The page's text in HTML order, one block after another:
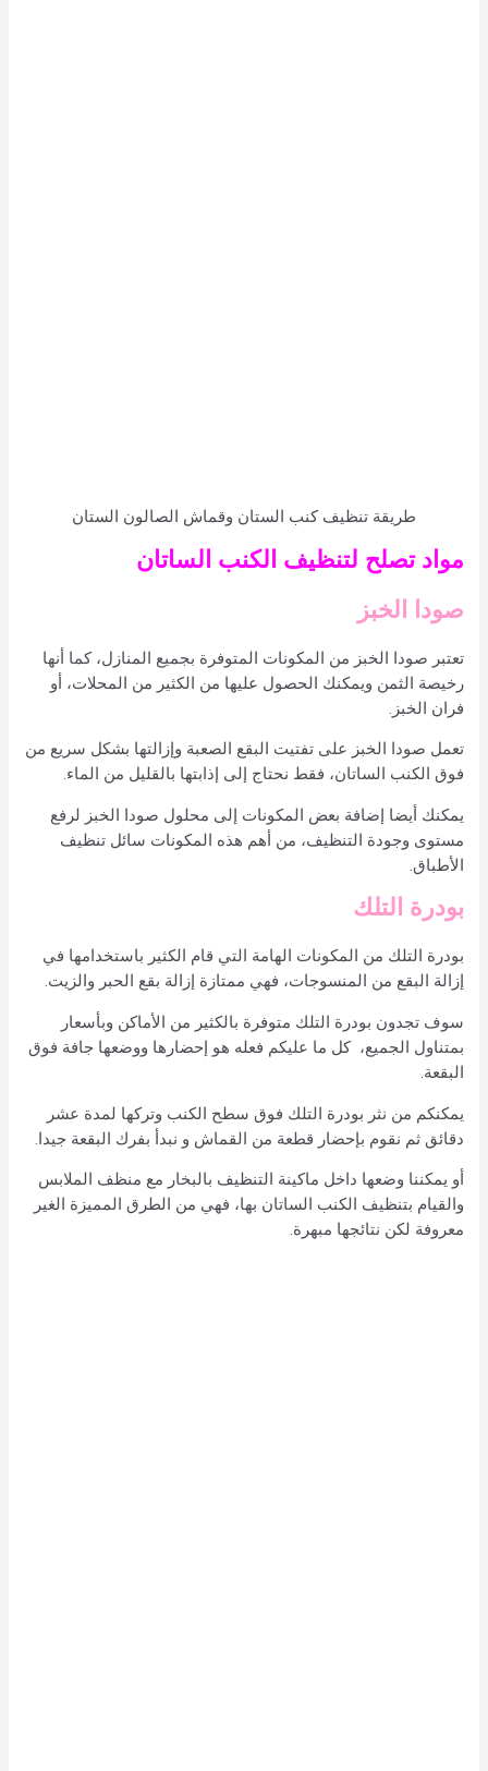
طريقة تنظيف كنب الستان وقماش الصالون الستان
مواد تصلح لتنظيف الكنب الساتان
صودا الخبز
تعتبر صودا الخبز من المكونات المتوفرة بجميع المنازل، كما أنها
رخيصة الثمن ويمكنك الحصول عليها من الكثير من المحلات، أو
فران الخبز.
تعمل صودا الخبز على تفتيت البقع الصعبة وإزالتها بشكل سريع من
فوق الكنب الساتان، فقط نحتاج إلى إذابتها بالقليل من الماء.
يمكنك أيضا إضافة بعض المكونات إلى محلول صودا الخبز لرفع
مستوى وجودة التنظيف، من أهم هذه المكونات سائل تنظيف
الأطباق.
بودرة التلك
بودرة التلك من المكونات الهامة التي قام الكثير باستخدامها في
إزالة البقع من المنسوجات، فهي ممتازة إزالة بقع الحبر والزيت.
سوف تجدون بودرة التلك متوفرة بالكثير من الأماكن وبأسعار
بمتناول الجميع، كل ما عليكم فعله هو إحضارها ووضعها جافة فوق
البقعة.
يمكنكم من نثر بودرة التلك فوق سطح الكنب وتركها لمدة عشر
دقائق ثم نقوم بإحضار قطعة من القماش و نبدأ بفرك البقعة جيدا.
أو يمكننا وضعها داخل ماكينة التنظيف بالبخار مع منظف الملابس
والقيام بتنظيف الكنب الساتان بها، فهي من الطرق المميزة الغير
معروفة لكن نتائجها مبهرة.